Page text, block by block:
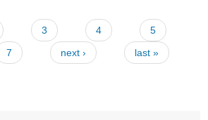
3 4
5
7 next › last »